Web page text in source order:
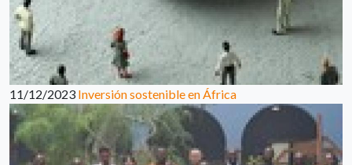
11/12/2023 Inversión sostenible en África